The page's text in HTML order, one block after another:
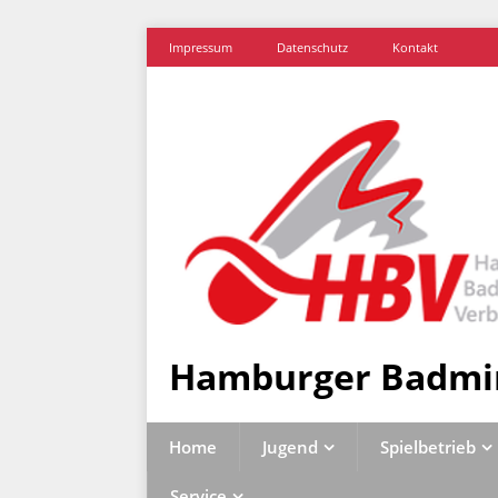
Impressum Datenschutz Kontakt
Hamburger
Home Jugend Spielbetrieb